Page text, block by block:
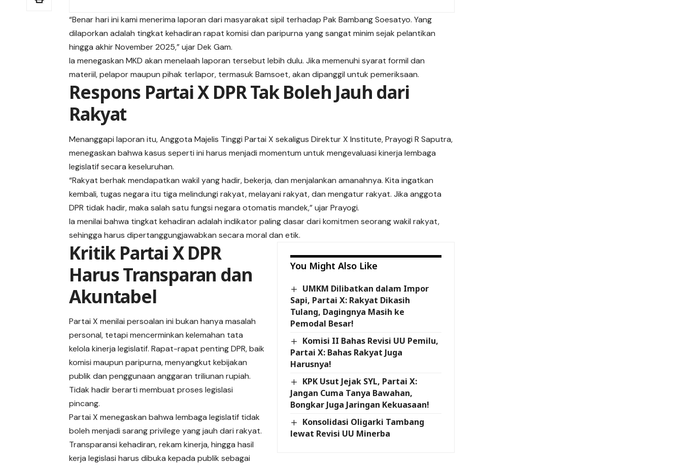
“Benar hari ini kami menerima laporan dari masyarakat sipil terhadap Pak Bambang Soesatyo. Yang
dilaporkan adalah tingkat kehadiran rapat komisi dan paripurna yang sangatminimsejak pelantikan
hingga akhir November 2025,” ujar Dek Gam.
Ia menegaskan MKD akan menelaah laporan tersebut lebih dulu. Jika memenuhi syarat formil dan
materiil, pelapor maupun pihak terlapor, termasuk Bamsoet, akan dipanggil untuk pemeriksaan.
Respons Partai X DPR Tak Boleh Jauh dari
Rakyat
Menanggapi laporan itu, Anggota Majelis Tinggi Partai X sekaligus Direktur X Institute, Prayogi R Saputra,
menegaskan bahwa kasus seperti ini harus menjadi momentum untuk mengevaluasi kinerja lembaga
legislatif secara keseluruhan.
“Rakyat berhak mendapatkan wakil yang hadir, bekerja, dan menjalankan amanahnya. Kita ingatkan
kembali, tugas negara itu tiga melindungi rakyat, melayani rakyat, dan mengatur rakyat. Jika anggota
DPR tidak hadir, maka salah satu fungsi negara otomatis mandek,” ujar Prayogi.
Ia menilai bahwa tingkat kehadiran adalah indikator paling dasar dari komitmen seorang wakil rakyat,
sehingga harus dipertanggungjawabkan secara moral dan etik.
You Might Also Like
UMKM Dilibatkan dalam Impor
Sapi, Partai X: Rakyat Dikasih
Tulang, Dagingnya Masih ke
Pemodal Besar!
Komisi II Bahas Revisi UU Pemilu,
Partai X: Bahas Rakyat Juga
Harusnya!
KPK Usut Jejak SYL, Partai X:
Jangan Cuma Tanya Bawahan,
Bongkar Juga Jaringan Kekuasaan!
Konsolidasi Oligarki Tambang
lewat Revisi UU Minerba
Kritik Partai X DPR
Harus Transparan dan
Akuntabel
Partai X menilai persoalan ini bukan hanya masalah
personal, tetapi mencerminkan kelemahan tata
kelola kinerja legislatif. Rapat-rapat penting DPR, baik
komisi maupun paripurna, menyangkut kebijakan
publik dan penggunaan anggaran triliunan rupiah.
Tidak hadir berarti membuat proses legislasi
pincang.
Partai X menegaskan bahwa lembaga legislatif tidak
boleh menjadi sarang privilege yang jauh dari rakyat.
Transparansi kehadiran, rekam kinerja, hingga hasil
kerja legislasi harus dibuka kepada publik sebagai